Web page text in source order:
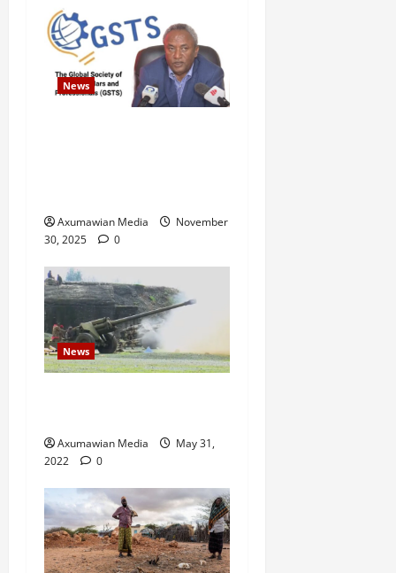
News
Axumawian Media
November
30, 2025
0
News
Axumawian Media
May 31,
2022
0